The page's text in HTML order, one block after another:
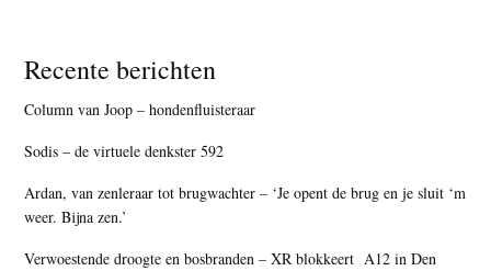
Recente berichten
Column van Joop – hondenfluisteraar
Sodis – de virtuele denkster 592
Ardan, van zenleraar tot brugwachter – ‘Je opent de brug en je sluit ‘m
weer. Bijna zen.’
Verwoestende droogte en bosbranden – XR blokkeert A12 in Den